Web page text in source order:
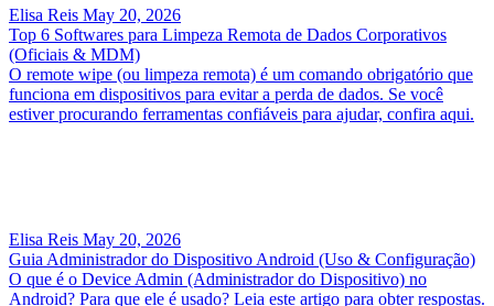
Elisa Reis May 20, 2026
Top 6 Softwares para Limpeza Remota de Dados Corporativos
(Oficiais & MDM)
O remote wipe (ou limpeza remota) é um comando obrigatório que
funciona em dispositivos para evitar a perda de dados. Se você
estiver procurando ferramentas confiáveis para ajudar, confira aqui.
Elisa Reis May 20, 2026
Guia Administrador do Dispositivo Android (Uso & Configuração)
O que é o Device Admin (Administrador do Dispositivo) no
Android? Para que ele é usado? Leia este artigo para obter respostas.